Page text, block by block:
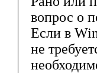
вопрос о
Если в
не